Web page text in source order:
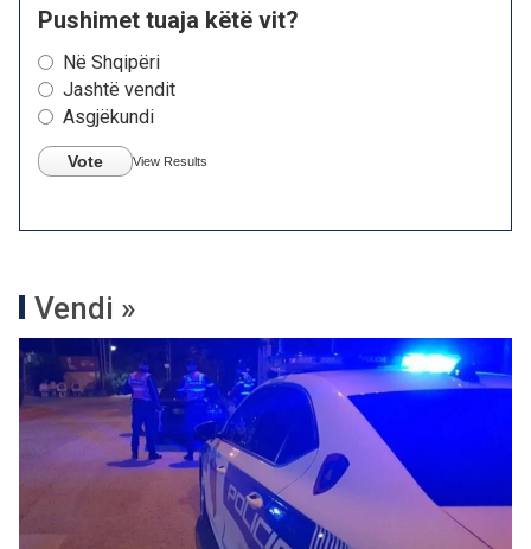
Pushimet tuaja këtë vit?
Në Shqipëri
Jashtë vendit
Asgjëkundi
Vote View Results
Vendi »